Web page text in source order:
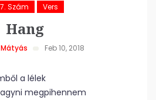
Szám Vers
Hang
Feb 10, 2018
a lélek
megpihennem